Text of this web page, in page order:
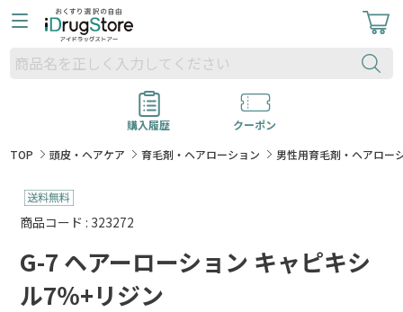
購入履歴
クーポン
TOP
頭皮・ヘアケア 育毛剤・ヘアローション 男性用育毛剤・ヘアロー
商品コード : 323272
G-7 ヘアーローション キャピキシ
ル7％+リジン